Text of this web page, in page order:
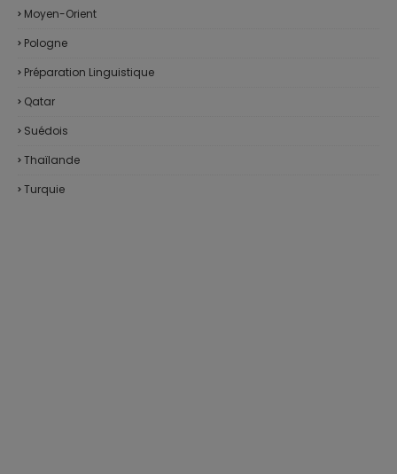
Moyen-Orient
Pologne
Préparation Linguistique
Qatar
Suédois
Thaïlande
Turquie